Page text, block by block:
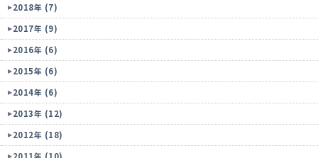
2018年 (7)
2017年 (9)
2016年 (6)
2015年 (6)
2014年 (6)
2013年 (12)
2012年 (18)